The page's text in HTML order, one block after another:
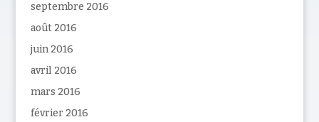
septembre 2016
août 2016
juin 2016
avril 2016
mars 2016
février 2016